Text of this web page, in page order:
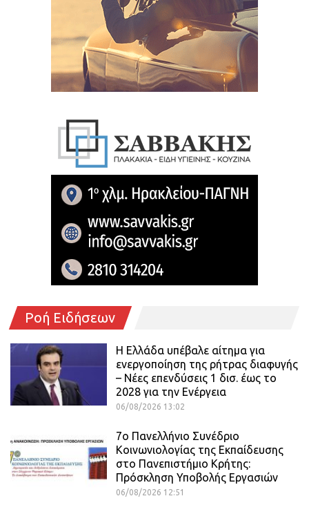
Ροή Ειδήσεων
Η Ελλάδα υπέβαλε αίτημα για
ενεργοποίηση της ρήτρας διαφυγής
– Νέες επενδύσεις 1 δισ. έως το
2028 για την Ενέργεια
06/08/2026 13:02
7ο Πανελλήνιο Συνέδριο
Κοινωνιολογίας της Εκπαίδευσης
στο Πανεπιστήμιο Κρήτης:
Πρόσκληση Υποβολής Εργασιών
06/08/2026 12:51